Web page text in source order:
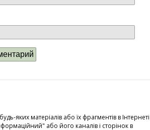
яких матеріалів або їх фрагментів в Інтернеті
або його каналів і сторінок в